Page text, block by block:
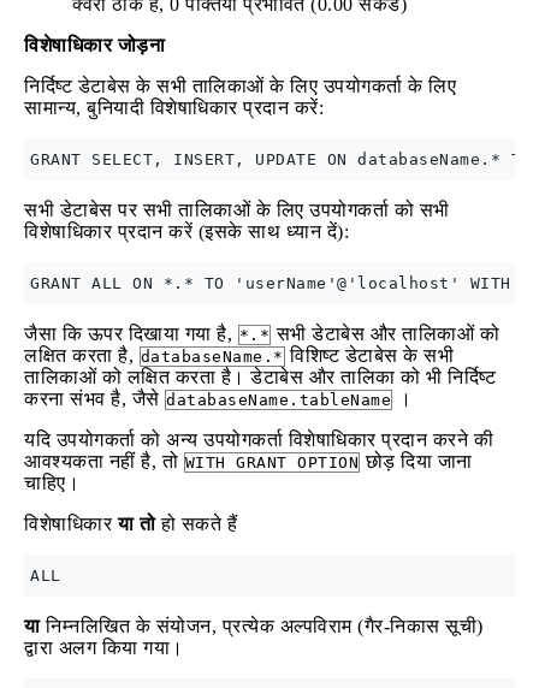
क्वेरी ठीक है, 0 पंक्तियाँ प्रभावित (0.00 सेकंड)
विशेषाधिकार जोड़ना
निर्दिष्ट डेटाबेस के सभी तालिकाओं के लिए उपयोगकर्ता के लिए
सामान्य, बुनियादी विशेषाधिकार प्रदान करें:
सभी डेटाबेस पर सभी तालिकाओं के लिए उपयोगकर्ता को सभी
विशेषाधिकार प्रदान करें (इसके साथ ध्यान दें):
जैसा कि ऊपर दिखाया गया है, *.* सभी डेटाबेस और तालिकाओं को
लक्षित करता है, databaseName.* विशिष्ट डेटाबेस के सभी
तालिकाओं को लक्षित करता है। डेटाबेस और तालिका को भी निर्दिष्ट
करना संभव है, जैसे databaseName.tableName
।
यदि उपयोगकर्ता को अन्य उपयोगकर्ता विशेषाधिकार प्रदान करने की
आवश्यकता नहीं है, तो WITH GRANT OPTION छोड़ दिया जाना
चाहिए।
विशेषाधिकारया तोहो सकते हैं
यानिम्नलिखित के संयोजन, प्रत्येक अल्पविराम (गैर-निकास सूची)
द्वारा अलग किया गया।